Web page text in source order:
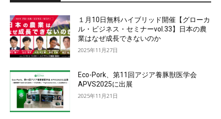
１月10日無料ハイブリッド開催【グローカ
ル・ビジネス・セミナーvol.33】日本の農
業はなぜ成長できないのか
2025年11月27日
Eco-Pork、第11回アジア養豚獣医学会
APVS2025に出展
2025年11月21日